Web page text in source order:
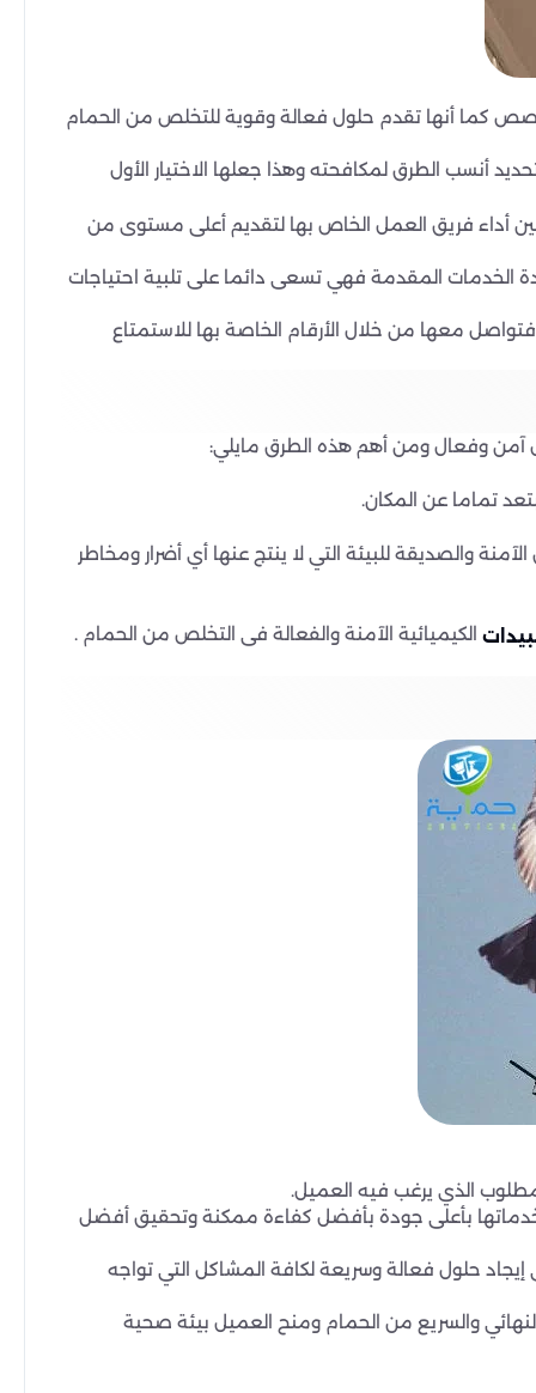
كما أنها تقدم حلول فعالة وقوية للتخلص من الحمام
أنسب الطرق لمكافحته وهذا جعلها الاختيار الأول
أداء فريق العمل الخاص بها لتقديم أعلى مستوى من
الخدمات المقدمة فهي تسعى دائما على تلبية احتياجات
معها من خلال الأرقام الخاصة بها للاستمتاع
آمن وفعال ومن أهم هذه الطرق مايلي:
تماما عن المكان.
والصديقة للبيئة التي لا ينتج عنها أي أضرار ومخاطر
الكيميائية الآمنة والفعالة فى التخلص من الحمام .
الذي يرغب فيه العميل.
خدماتها بأعلى جودة بأفضل كفاءة ممكنة وتحقيق أفضل
حلول فعالة وسريعة لكافة المشاكل التي تواجه
والسريع من الحمام ومنح العميل بيئة صحية